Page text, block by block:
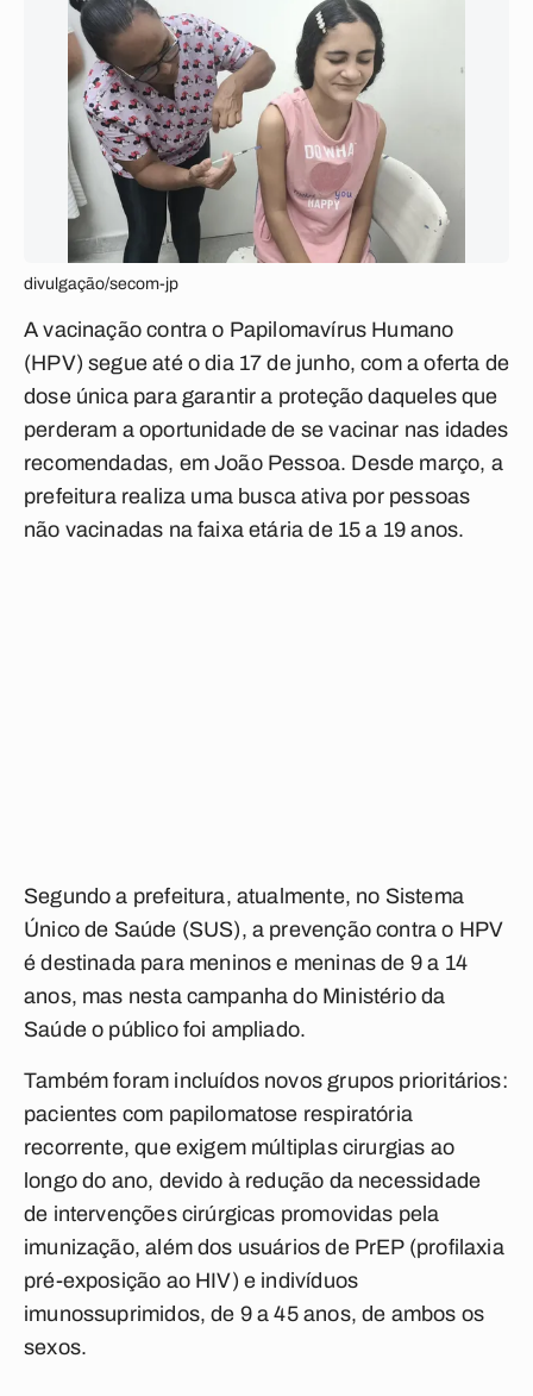
divulgação/secom-jp
A vacinação contra o Papilomavírus Humano
(HPV) segue até o dia 17 de junho, com a oferta de
dose única para garantir a proteção daqueles que
perderam a oportunidade de se vacinar nas idades
recomendadas, em João Pessoa. Desde março, a
prefeitura realiza uma busca ativa por pessoas
não vacinadas na faixa etária de 15 a 19 anos.
Segundo a prefeitura, atualmente, no Sistema
Único de Saúde (SUS), a prevenção contra o HPV
é destinada para meninos e meninas de 9 a 14
anos, mas nesta campanha do Ministério da
Saúde o público foi ampliado.
Também foram incluídos novos grupos prioritários:
pacientes com papilomatose respiratória
recorrente, que exigem múltiplas cirurgias ao
longo do ano, devido à redução da necessidade
de intervenções cirúrgicas promovidas pela
imunização, além dos usuários de PrEP (profilaxia
pré-exposição ao HIV) e indivíduos
imunossuprimidos, de 9 a 45 anos, de ambos os
sexos.